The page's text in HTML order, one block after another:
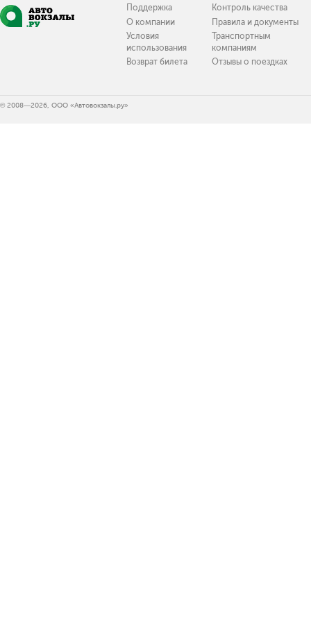
Поддержка
О компании
Условия
использования
Возврат билета
Контроль качества
Правила и документы
Транспортным
компаниям
Отзывы о поездках
© 2008—2026, ООО «Автовокзалы.ру»